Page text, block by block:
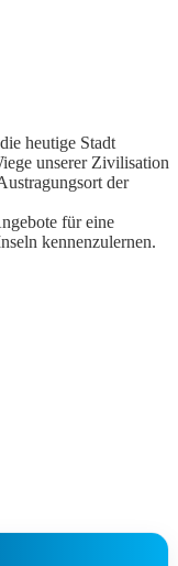
heutige Stadt
unserer Zivilisation
der
für eine
kennenzulernen.